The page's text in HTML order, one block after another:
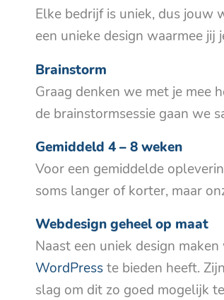
Elke bedrijf is uniek, dus jouw
een unieke design waarmee jij
Brainstorm
Graag denken we met je mee
de brainstormsessie gaan we
Gemiddeld 4 – 8 weken
Voor een gemiddelde
soms langer of korter, maar
Webdesign geheel op maat
Naast een uniek design
WordPresste bieden heeft.
slag om dit zo goed mogelijk